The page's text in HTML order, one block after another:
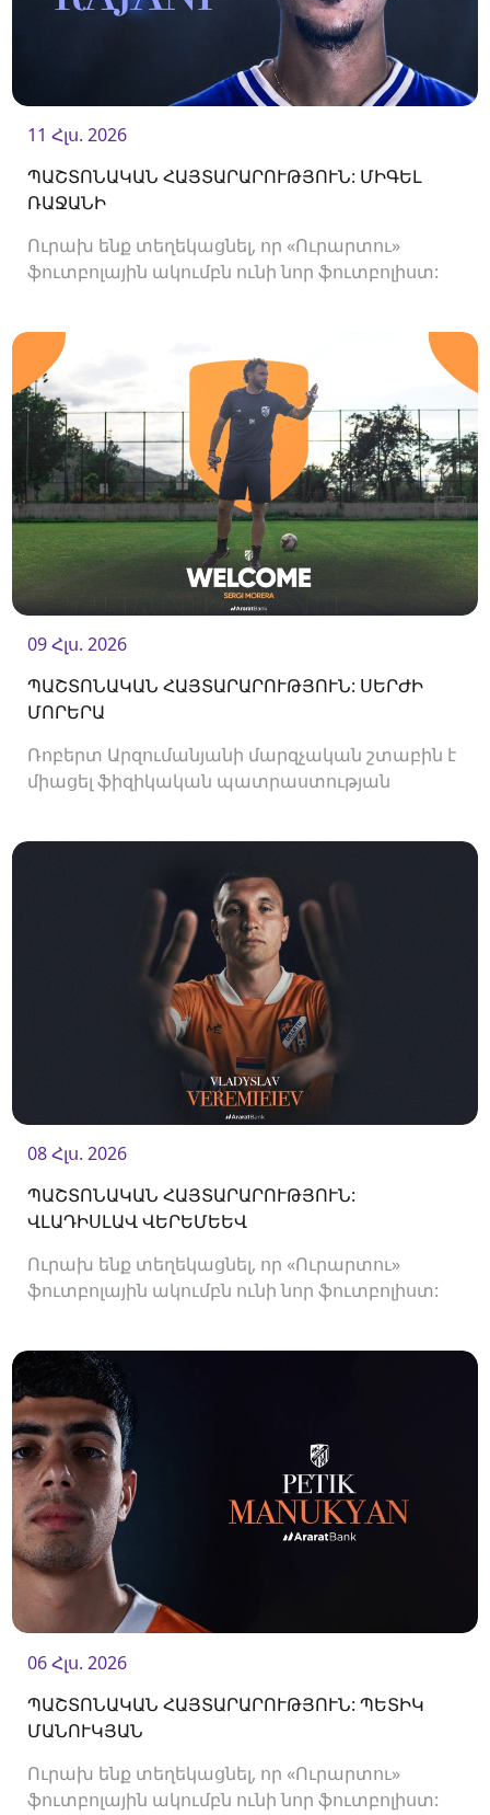
11 Հլս. 2026
ՊԱՇՏՈՆԱԿԱՆ ՀԱՅՏԱՐԱՐՈՒԹՅՈՒՆ: ՄԻԳԵԼ
ՌԱՋԱՆԻ
Ուրախ ենք տեղեկացնել, որ «Ուրարտու»
ֆուտբոլային ակումբն ունի նոր ֆուտբոլիստ:
09 Հլս. 2026
ՊԱՇՏՈՆԱԿԱՆ ՀԱՅՏԱՐԱՐՈՒԹՅՈՒՆ: ՍԵՐԺԻ
ՄՈՐԵՐԱ
Ռոբերտ Արզումանյանի մարզչական շտաբին է
միացել ֆիզիկական պատրաստության
08 Հլս. 2026
ՊԱՇՏՈՆԱԿԱՆ ՀԱՅՏԱՐԱՐՈՒԹՅՈՒՆ:
ՎԼԱԴԻՍԼԱՎ ՎԵՐԵՄԵԵՎ
Ուրախ ենք տեղեկացնել, որ «Ուրարտու»
ֆուտբոլային ակումբն ունի նոր ֆուտբոլիստ:
06 Հլս. 2026
ՊԱՇՏՈՆԱԿԱՆ ՀԱՅՏԱՐԱՐՈՒԹՅՈՒՆ: ՊԵՏԻԿ
ՄԱՆՈՒԿՅԱՆ
Ուրախ ենք տեղեկացնել, որ «Ուրարտու»
ֆուտբոլային ակումբն ունի նոր ֆուտբոլիստ: